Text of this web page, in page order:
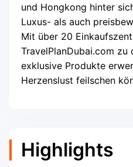
und Hongkong hinter
Luxus- als auch
Mit über 20
TravelPlanDubai.com zu
exklusive Produkte
Herzenslust feilschen
Highlights